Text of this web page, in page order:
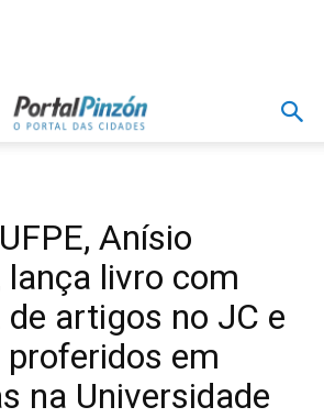
Anísio
lança livro com
artigos no JC e
em
na Universidade